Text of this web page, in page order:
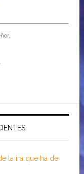
la ira que ha de